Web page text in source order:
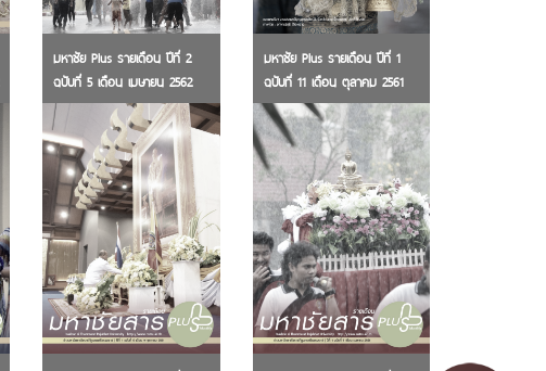
มหาชัย Plus รายเดือน ปีที่ 2
ฉบับที่ 5 เดือน เมษายน 2562
มหาชัย Plus รายเดือน ปีที่ 1
ฉบับที่ 11 เดือน ตุลาคม 2561